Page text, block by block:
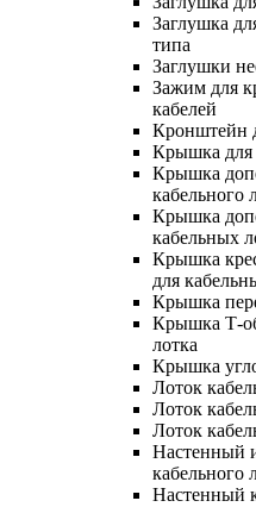
Заглушка
типа
Заглушки
Зажим для
кабелей
Кронштейн
Крышка для
Крышка
кабельного
Крышка
кабельных
Крышка
для
Крышка
Крышка Т-
лотка
Крышка
Лоток
Лоток
Лоток
Настенный
кабельного
Настенный